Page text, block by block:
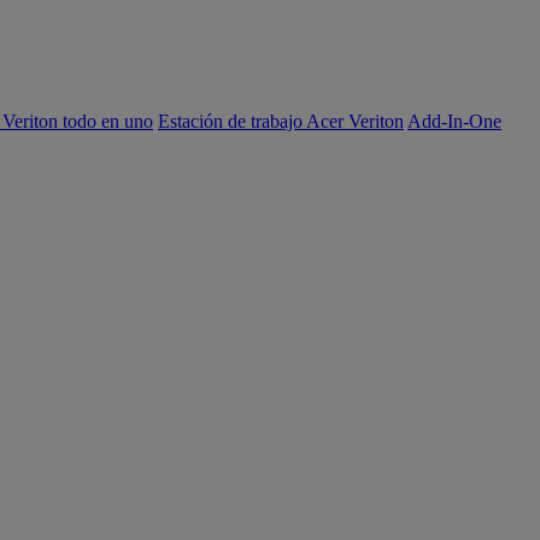
todo en uno Estación de trabajo Acer Veriton Add-In-One